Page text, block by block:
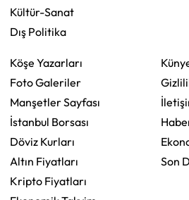
Kültür-Sanat
Dış Politika
Köşe Yazarları
Foto Galeriler
Manşetler Sayfası
İstanbul Borsası
Döviz Kurları
Altın Fiyatları
Kripto Fiyatları
Son